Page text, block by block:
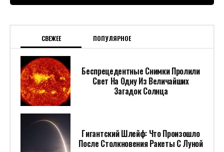
СВЕЖЕЕ ПОПУЛЯРНОЕ
Беспрецедентные Снимки Пролили
Свет На Одну Из Величайших
Загадок Солнца
Гигантский Шлейф: Что Произошло
После Столкновения Ракеты С Луной